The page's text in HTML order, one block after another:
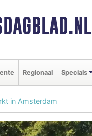
Regionaal Specials
in Amsterdam